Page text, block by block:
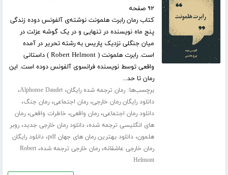
۹۲ صفحه
کتاب رمان رابرت هلمونت نوشته‌ی آلفونس دوده زندگی
پنج ماه نویسنده در تنهایی و در یک گوشه عزلت در
میان جنگلی نزدیک پاریس به رشته تحریر در آمده
است. رابرت هلمونت ( Robert Helmont ) داستانی
واقعی توسط نویسنده فرانسوی آلفونس دوده است. این
رمان تا حد...
برچسب‌ها:رمان ترجمه شده رایگان،Alphonse Daudet،
دانلود رایگان رمان خارجی،رمان اجتماعی،رمان جنگ،
دانلود رمان اجتماعی،رمان واقعی، خاطرات واقعی،رمان
های انگلیسی ترجمه شده،دانلود رمان خارجی جدید،روبر
هلمون،دانلود بهترین رمان های جهان pdf ،دانلود رایگان
رمان خارجی عاشقانه،رمان خارجی ترجمه شده،Robert
Helmont